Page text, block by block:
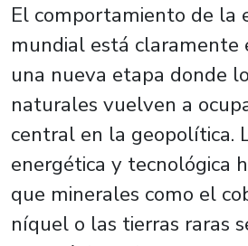
El comportamiento de la
mundial está claramente
una nueva etapa donde
naturales vuelven a
central en la geopolítica.
energética y tecnológica
que minerales como el
níquel o las tierras raras